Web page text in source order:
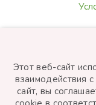
Этот веб-сайт
взаимодействия
сайт, вы